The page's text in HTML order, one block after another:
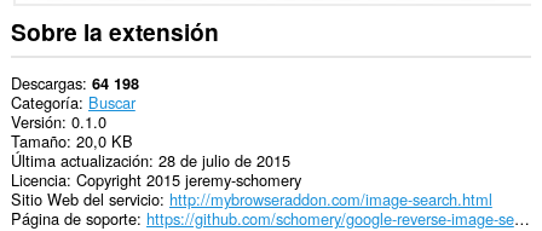
tu
actividad
de
navegación.
Sobre la extensión
Descargas 64 198
Categoría Buscar
Versión 0.1.0
Tamaño 20,0 KB
Última actualización 28 de julio de 2015
Licencia Copyright 2015 jeremy-schomery
Sitio Web del servicio http://mybrowseraddon.com/image-search.html
Página de soporte
https://github.com/schomery/google-reverse-image-search